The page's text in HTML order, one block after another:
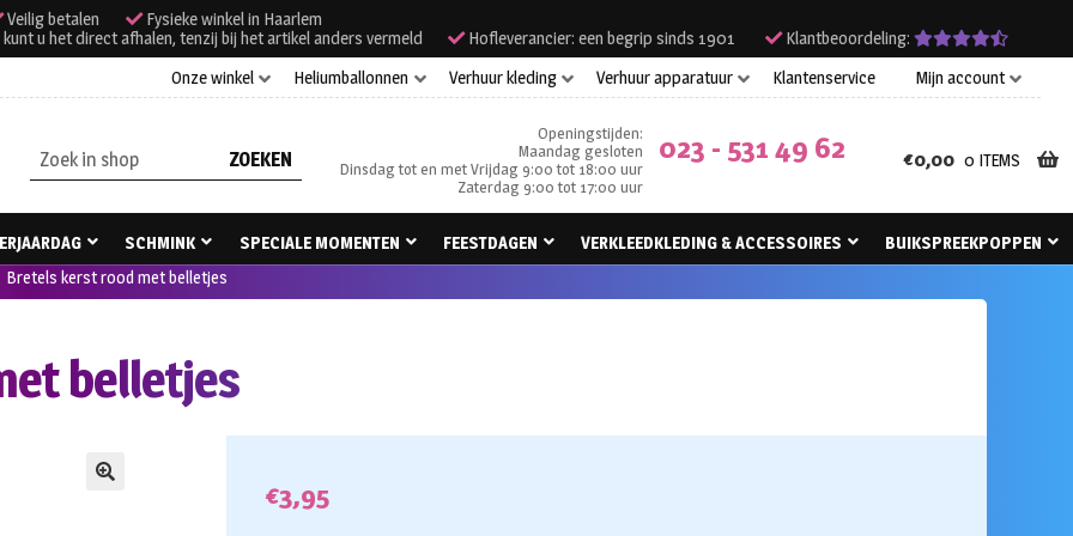
Veilig betalen
Fysieke winkel in Haarlem
u het direct afhalen, tenzij bij het artikel anders vermeld
Hofleverancier: een begrip sinds 1901
Klantbeoordeling:
Onze winkel
Heliumballonnen Verhuur kleding Verhuur apparatuur Klantenservice Mijn account
Zoeken
naar:
Openingstijden:
Maandag gesloten
Dinsdag tot en met Vrijdag 9:00 tot 18:00 uur
Zaterdag 9:00 tot 17:00 uur
023 - 531 49 62 €0,00 0 ITEMS
SCHMINK SPECIALE MOMENTEN FEESTDAGEN VERKLEEDKLEDING & ACCESSOIRES
BUIKSPREEKPOPPEN
Bretels kerst rood met belletjes
belletjes
€3,95